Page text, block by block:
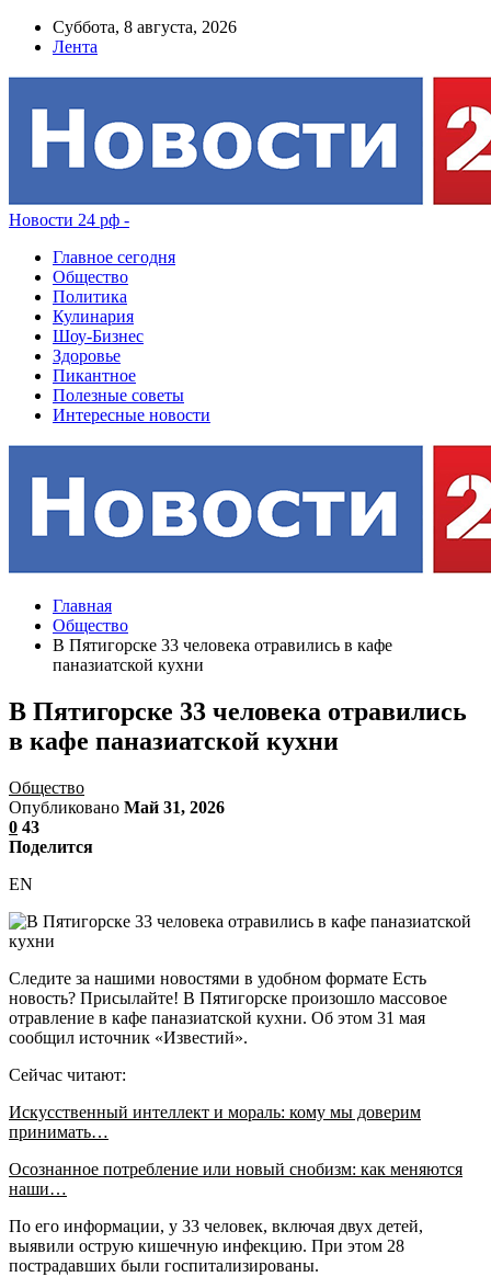
Суббота, 8 августа, 2026
Лента
Новости 24 рф -
Главное сегодня
Общество
Политика
Кулинария
Шоу-Бизнес
Здоровье
Пикантное
Полезные советы
Интересные новости
Главная
Общество
В Пятигорске 33 человека отравились в кафе
паназиатской кухни
В Пятигорске 33 человека отравились
в кафе паназиатской кухни
Общество
Опубликовано Май 31, 2026
0 43
Поделится
EN
Следите за нашими новостями в удобном формате Есть
новость? Присылайте! В Пятигорске произошло массовое
отравление в кафе паназиатской кухни. Об этом 31 мая
сообщил источник «Известий».
Сейчас читают:
Искусственный интеллект и мораль: кому мы доверим
принимать…
Осознанное потребление или новый снобизм: как меняются
наши…
По его информации, у 33 человек, включая двух детей,
выявили острую кишечную инфекцию. При этом 28
пострадавших были госпитализированы.